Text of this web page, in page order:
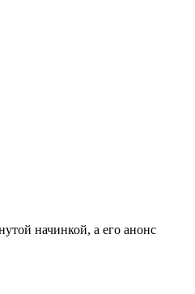
начинкой, а его анонс